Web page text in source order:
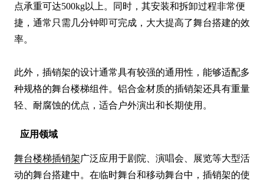
点承重可达500kg以上。同时，其安装和拆卸过程非常便
捷，通常只需几分钟即可完成，大大提高了舞台搭建的效
率。
此外，插销架的设计通常具有较强的通用性，能够适配多
种规格的舞台楼梯组件。铝合金材质的插销架还具有重量
轻、耐腐蚀的优点，适合户外演出和长期使用。
应用领域
舞台楼梯插销架广泛应用于剧院、演唱会、展览等大型活
动的舞台搭建中。在临时舞台和移动舞台中，插销架的使